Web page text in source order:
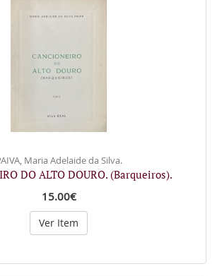
Maria Adelaide da Silva.
DO ALTO DOURO. (Barqueiros).
15.00€
Ver Item